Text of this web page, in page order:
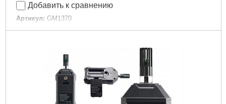
Добавить к сравнению
Артикул: GM1370
Код товара: 26.48.32
Минимальный диапазон измерений:
-25
Максимальный диапазон измерений:
60
Батарейки одноразовые
Подробнее...